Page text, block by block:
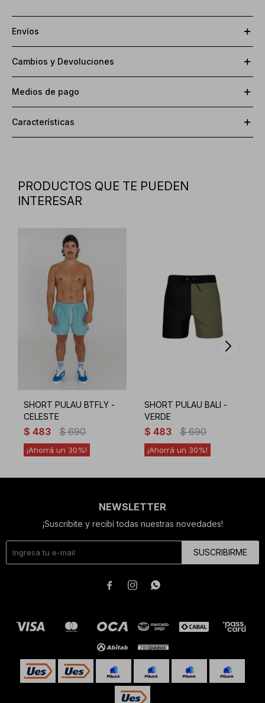
Envíos
Cambios y Devoluciones
Medios de pago
Características
PRODUCTOS QUE TE PUEDEN
INTERESAR
SHORT PULAU BTFLY -
CELESTE
$ 483 $ 690
30
SHORT PULAU BALI -
VERDE
$ 483 $ 690
30
NEWSLETTER
¡Suscribite y recibí todas nuestras novedades!
SUSCRIBIRME
  